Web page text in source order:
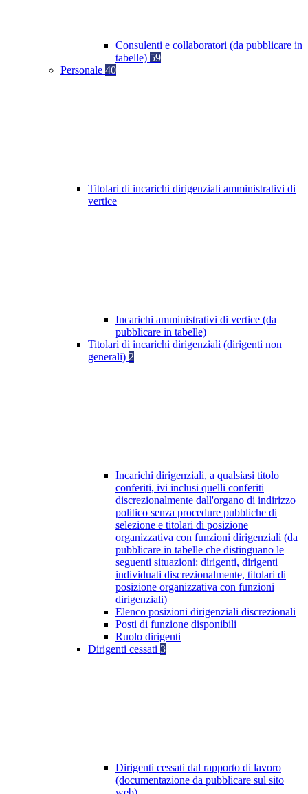
Consulenti e collaboratori (da pubblicare in
tabelle) 59
Personale 40
Titolari di incarichi dirigenziali amministrativi di
vertice
Incarichi amministrativi di vertice (da
pubblicare in tabelle)
Titolari di incarichi dirigenziali (dirigenti non
generali) 2
Incarichi dirigenziali, a qualsiasi titolo
conferiti, ivi inclusi quelli conferiti
discrezionalmente dall'organo di indirizzo
politico senza procedure pubbliche di
selezione e titolari di posizione
organizzativa con funzioni dirigenziali (da
pubblicare in tabelle che distinguano le
seguenti situazioni: dirigenti, dirigenti
individuati discrezionalmente, titolari di
posizione organizzativa con funzioni
dirigenziali)
Elenco posizioni dirigenziali discrezionali
Posti di funzione disponibili
Ruolo dirigenti
Dirigenti cessati 3
Dirigenti cessati dal rapporto di lavoro
(documentazione da pubblicare sul sito